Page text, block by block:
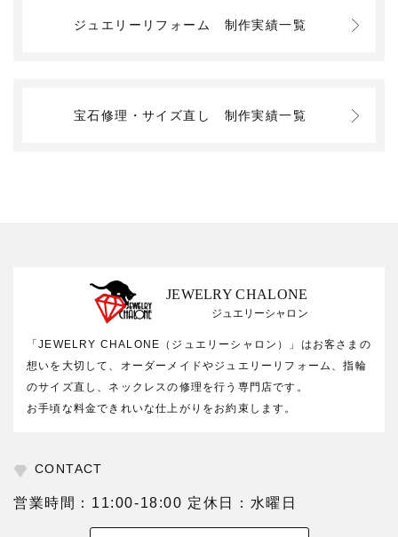
ジュエリーリフォーム 制作実績一覧
宝石修理・サイズ直し 制作実績一覧
JEWELRY CHALONE
ジュエリーシャロン
「JEWELRY CHALONE（ジュエリーシャロン）」はお客さまの
想いを大切して、オーダーメイドやジュエリーリフォーム、指輪
のサイズ直し、ネックレスの修理を行う専門店です。
お手頃な料金できれいな仕上がりをお約束します。
CONTACT
営業時間：11:00-18:00 定休日：水曜日